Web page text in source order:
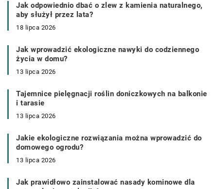
Jak odpowiednio dbać o zlew z kamienia naturalnego,
aby służył przez lata?
18 lipca 2026
Jak wprowadzić ekologiczne nawyki do codziennego
życia w domu?
13 lipca 2026
Tajemnice pielęgnacji roślin doniczkowych na balkonie
i tarasie
13 lipca 2026
Jakie ekologiczne rozwiązania można wprowadzić do
domowego ogrodu?
13 lipca 2026
Jak prawidłowo zainstalować nasady kominowe dla